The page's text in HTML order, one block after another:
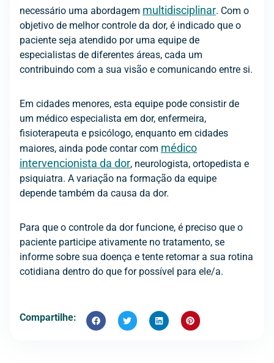
necessário uma abordagem multidisciplinar. Com o
objetivo de melhor controle da dor, é indicado que o
paciente seja atendido por uma equipe de
especialistas de diferentes áreas, cada um
contribuindo com a sua visão e comunicando entre si.
Em cidades menores, esta equipe pode consistir de
um médico especialista em dor, enfermeira,
fisioterapeuta e psicólogo, enquanto em cidades
maiores, ainda pode contar com médico
intervencionista da dor, neurologista, ortopedista e
psiquiatra. A variação na formação da equipe
depende também da causa da dor.
Para que o controle da dor funcione, é preciso que o
paciente participe ativamente no tratamento, se
informe sobre sua doença e tente retomar a sua rotina
cotidiana dentro do que for possível para ele/a.
Compartilhe: